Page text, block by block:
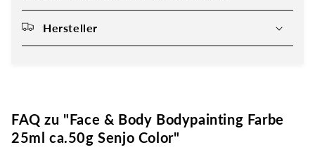
Hersteller
FAQ zu "Face & Body Bodypainting Farbe
25ml ca.50g Senjo Color"